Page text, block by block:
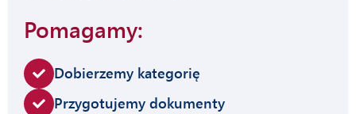
Pomagamy:
Dobierzemy kategorię
Przygotujemy dokumenty